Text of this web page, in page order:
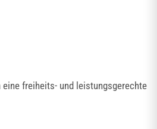
eine freiheits- und leistungsgerechte